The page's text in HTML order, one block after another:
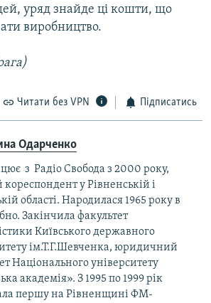
уряд знайде ці кошти, що
виробництво.
Читати без VPN Підписатись
Одарченко
з Радіо Свобода з 2000 року,
у Рівненській і
області. Народилася 1965 року в
Закінчила факультет
Київського державного
ім.Т.Г.Шевченка, юридичний
Національного університету
академія». З 1995 по 1999 рік
першу на Рівненщині ФМ-